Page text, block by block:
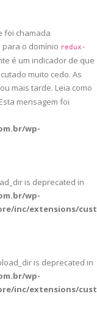
foi chamada
para o domínio redux-
é um indicador de que
muito cedo. As
ou mais tarde. Leia como
mensagem foi
wp-
is deprecated in
wp-
inc/extensions/
is deprecated in
wp-
inc/extensions/